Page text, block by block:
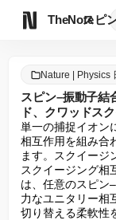
TheNote
Nature | Physics
スピン–振動子結
ド、クワッドス
単一の捕捉イオン
相互作用を組み合
ます。スクイージ
スクイージング相
は、任意のスピン
力なユニタリー相
切り替える柔軟性